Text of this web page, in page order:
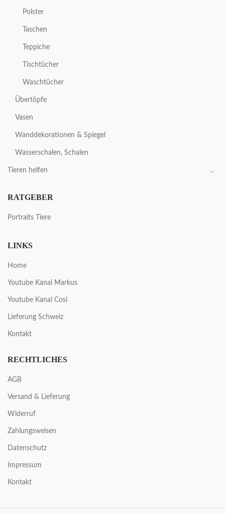
Polster
Taschen
Teppiche
Tischtücher
Waschtücher
Übertöpfe
Vasen
Wanddekorationen & Spiegel
Wasserschalen, Schalen
Tieren helfen
RATGEBER
Portraits Tiere
LINKS
Home
Youtube Kanal Markus
Youtube Kanal Cosi
Lieferung Schweiz
Kontakt
RECHTLICHES
AGB
Versand & Lieferung
Widerruf
Zahlungsweisen
Datenschutz
Impressum
Kontakt